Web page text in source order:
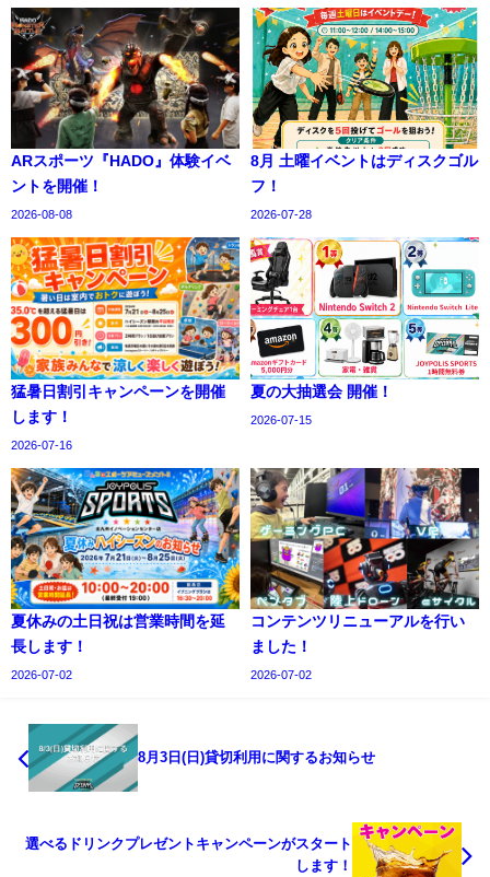
ARスポーツ『HADO』体験イベ
ントを開催！
2026-08-08
8月 土曜イベントはディスクゴル
フ！
2026-07-28
猛暑日割引キャンペーンを開催
します！
2026-07-16
夏の大抽選会 開催！
2026-07-15
夏休みの土日祝は営業時間を延
長します！
2026-07-02
コンテンツリニューアルを行い
ました！
2026-07-02
8月3日(日)貸切利用に関するお知らせ
選べるドリンクプレゼントキャンペーンがスタート
します！